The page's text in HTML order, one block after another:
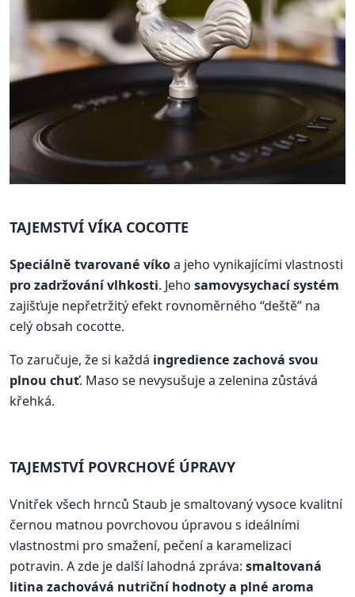
TAJEMSTVÍ VÍKA COCOTTE
Speciálně tvarované víkoa jeho vynikajícími vlastnosti
pro zadržování vlhkosti. Jeho samovysychací systém
zajišťuje nepřetržitý efekt rovnoměrného “deště” na
celý obsah cocotte.
To zaručuje, že si každá ingredience zachová svou
plnou chuť. Maso se nevysušuje a zelenina zůstává
křehká.
TAJEMSTVÍ POVRCHOVÉ ÚPRAVY
Vnitřek všech hrnců Staub je smaltovaný vysoce kvalitní
černou matnou povrchovou úpravou s ideálními
vlastnostmi pro smažení, pečení a karamelizaci
potravin. A zde je další lahodná zpráva: smaltovaná
litina zachovává nutriční hodnoty a plné aroma